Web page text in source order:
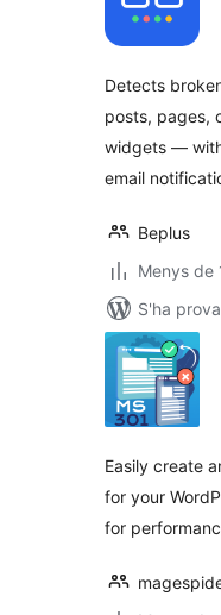
Detects
posts, pages,
widgets —
email
Beplus
Menys de
S'ha
Easily create
for your
for